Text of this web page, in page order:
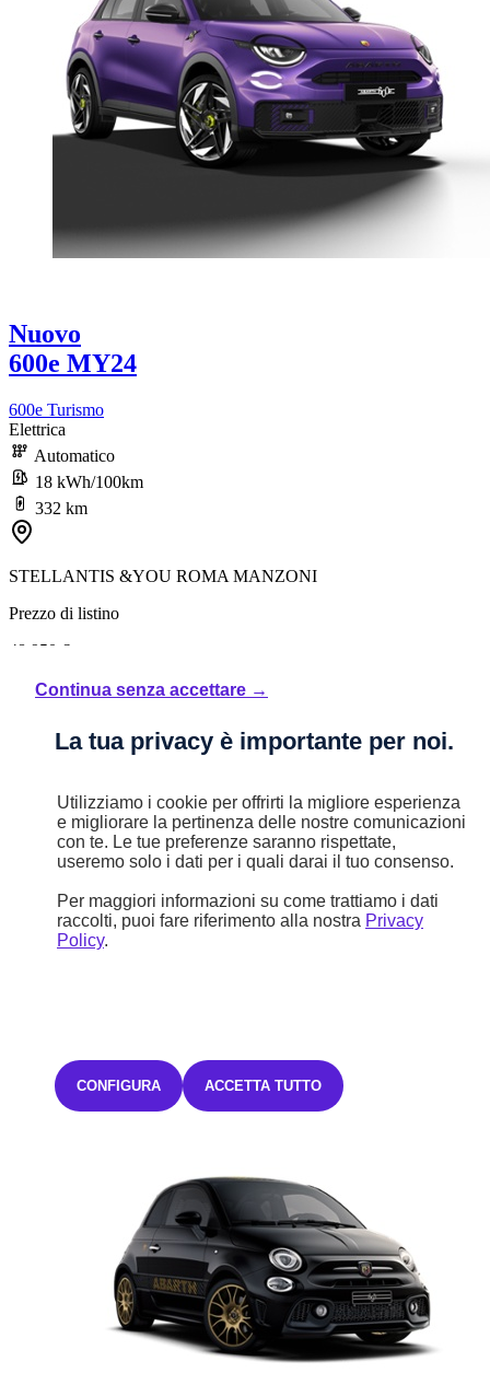
Nuovo
600e MY24
600e Turismo
Elettrica
Automatico
18 kWh/100km
332 km
STELLANTIS &YOU ROMA MANZONI
Prezzo di listino
48.950 €
Sconto
41.950 €
Iva inclusa
464,01€ Iva inclusa/mese
TAN FISSO 2,99% TAEG 4,46% con un anticipo di 12.585,00€.
35 rate mensili oltre ad una maxirata finale di 16.033,75€ o sei libero
Continua senza accettare →
La tua privacy è importante per noi.
Utilizziamo i cookie per offrirti la migliore esperienza
e migliorare la pertinenza delle nostre comunicazioni
con te. Le tue preferenze saranno rispettate,
useremo solo i dati per i quali darai il tuo consenso.
Per maggiori informazioni su come trattiamo i dati
raccolti, puoi fare riferimento alla nostra Privacy
Policy.
CONFIGURA ACCETTA TUTTO